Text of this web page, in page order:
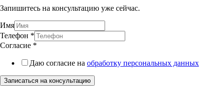
Запишитесь на консультацию уже сейчас.
Имя
Телефон *
Согласие *
Даю согласие на обработку персональных данных
Записаться на консультацию